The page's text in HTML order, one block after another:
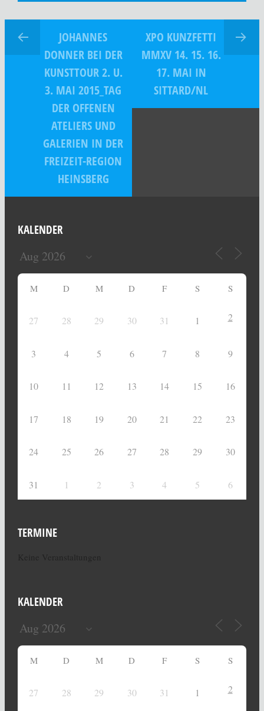
JOHANNES
DONNER BEI DER
KUNSTTOUR 2. U.
3. MAI 2015_TAG
DER OFFENEN
ATELIERS UND
GALERIEN IN DER
FREIZEIT-REGION
HEINSBERG
XPO KUNZFETTI
MMXV 14. 15. 16.
17. MAI IN
SITTARD/NL
KALENDER
M D M D F S S
27 28 29 30 31 1 2
3 4 5 6 7 8 9
10 11 12 13 14 15 16
17 18 19 20 21 22 23
24 25 26 27 28 29 30
31 1 2 3 4 5 6
TERMINE
KALENDER
M D M D F S S
27 28 29 30 31 1 2